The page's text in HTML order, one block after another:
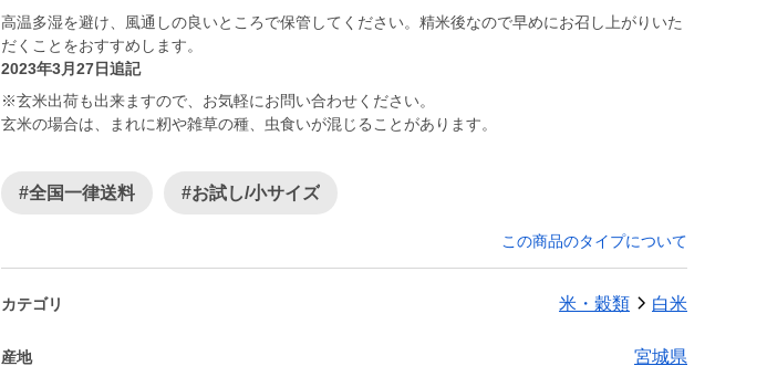
高温多湿を避け、風通しの良いところで保管してください。精米後なので早めにお召し上がりいた
だくことをおすすめします。
2023年3月27日追記
※玄米出荷も出来ますので、お気軽にお問い合わせください。
玄米の場合は、まれに籾や雑草の種、虫食いが混じることがあります。
#全国一律送料 #お試し/小サイズ
この商品のタイプについて
カテゴリ 米・穀類 白米
産地 宮城県